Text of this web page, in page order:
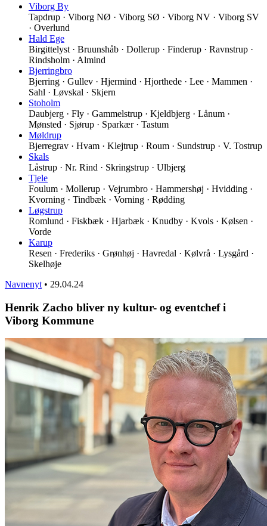
Viborg By
Tapdrup · Viborg NØ · Viborg SØ · Viborg NV · Viborg SV
· Overlund
Hald Ege
Birgittelyst · Bruunshåb · Dollerup · Finderup · Ravnstrup ·
Rindsholm · Almind
Bjerringbro
Bjerring · Gullev · Hjermind · Hjorthede · Lee · Mammen ·
Sahl · Løvskal · Skjern
Stoholm
Daubjerg · Fly · Gammelstrup · Kjeldbjerg · Lånum ·
Mønsted · Sjørup · Sparkær · Tastum
Møldrup
Bjerregrav · Hvam · Klejtrup · Roum · Sundstrup · V. Tostrup
Skals
Låstrup · Nr. Rind · Skringstrup · Ulbjerg
Tjele
Foulum · Mollerup · Vejrumbro · Hammershøj · Hvidding ·
Kvorning · Tindbæk · Vorning · Rødding
Løgstrup
Romlund · Fiskbæk · Hjarbæk · Knudby · Kvols · Kølsen ·
Vorde
Karup
Resen · Frederiks · Grønhøj · Havredal · Kølvrå · Lysgård ·
Skelhøje
Navnenyt • 29.04.24
Henrik Zacho bliver ny kultur- og eventchef i
Viborg Kommune